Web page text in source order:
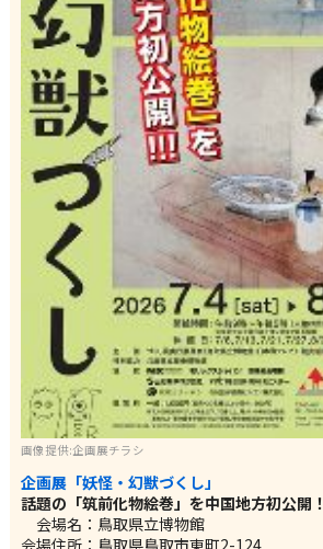
画像提供:企画展チラシ
企画展「妖怪・幻獣づくし」
話題の「筑前化物絵巻」を中国地方初公開！
会場名：鳥取県立博物館